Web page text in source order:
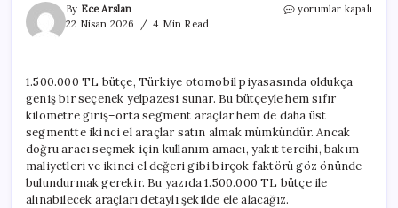
By Ece Arslan
22 Nisan 2026
4 Min Read
1,5
yorumlar kapalı
1.500.000 TL bütçe, Türkiye otomobil piyasasında oldukça
geniş bir seçenek yelpazesi sunar. Bu bütçeyle hem sıfır
kilometre giriş–orta segment araçlar hem de daha üst
segmentte ikinci el araçlar satın almak mümkündür. Ancak
doğru aracı seçmek için kullanım amacı, yakıt tercihi, bakım
maliyetleri ve ikinci el değeri gibi birçok faktörü göz önünde
bulundurmak gerekir. Bu yazıda 1.500.000 TL bütçe ile
alınabilecek araçları detaylı şekilde ele alacağız.